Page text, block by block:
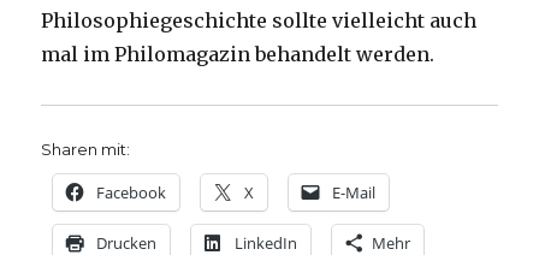
Philosophiegeschichte sollte vielleicht auch
mal im Philomagazin behandelt werden.
Sharen mit:
Facebook X E-Mail
Drucken LinkedIn Mehr